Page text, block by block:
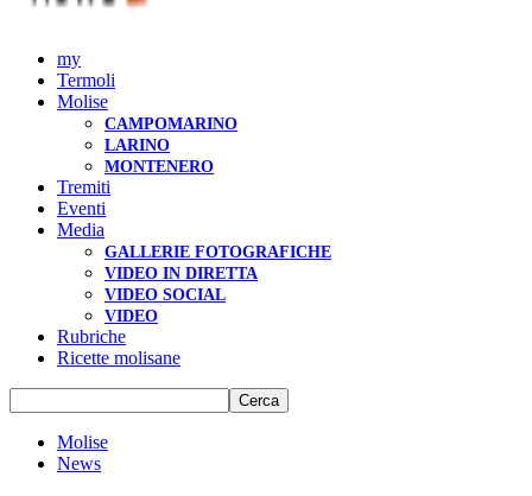
my
Termoli
Molise
CAMPOMARINO
LARINO
MONTENERO
Tremiti
Eventi
Media
GALLERIE FOTOGRAFICHE
VIDEO IN DIRETTA
VIDEO SOCIAL
VIDEO
Rubriche
Ricette molisane
Molise
News